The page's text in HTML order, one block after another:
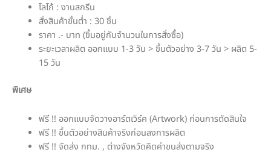
โลโก้ : งานสกรีน
สั่งสินค้าขั้นต่ำ : 30 ชิ้น
ราคา .- บาท (ขึ้นอยู่กับจำนวนในการสั่งซื้อ)
ระยะเวลาผลิต ออกแบบ 1-3 วัน > ขึ้นตัวอย่าง 3-7 วัน > ผลิต 5-
15 วัน
พิเศษ
ฟรี !! ออกแบบจัดวางอาร์ตเวิร์ค (Artwork) ก่อนการตัดสินใจ
ฟรี !! ขึ้นตัวอย่างสินค้าจริงก่อนลงการผลิต
ฟรี !! จัดส่ง กทม. , ต่างจังหวัดคิดค่าขนส่งตามจริง